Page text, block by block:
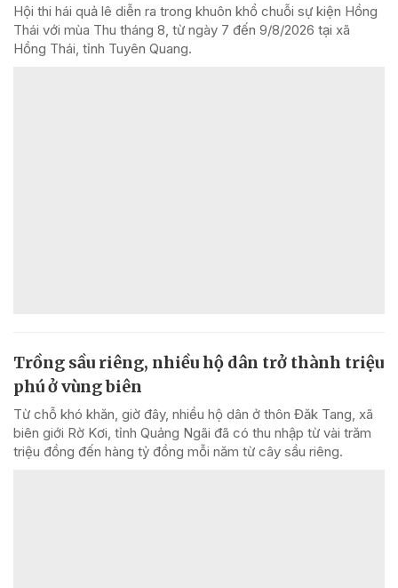
Hội thi hái quả lê diễn ra trong khuôn khổ chuỗi sự kiện Hồng
Thái với mùa Thu tháng 8, từ ngày 7 đến 9/8/2026 tại xã
Hồng Thái, tỉnh Tuyên Quang.
Trồng sầu riêng, nhiều hộ dân trở thành triệu
phú ở vùng biên
Từ chỗ khó khăn, giờ đây, nhiều hộ dân ở thôn Đăk Tang, xã
biên giới Rờ Kơi, tỉnh Quảng Ngãi đã có thu nhập từ vài trăm
triệu đồng đến hàng tỷ đồng mỗi năm từ cây sầu riêng.